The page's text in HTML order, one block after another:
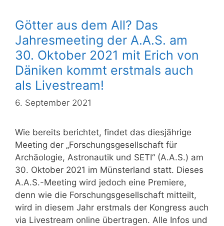
Götter aus dem All? Das
Jahresmeeting der A.A.S. am
30. Oktober 2021 mit Erich von
Däniken kommt erstmals auch
als Livestream!
6. September 2021
Wie bereits berichtet, findet das diesjährige
Meeting der „Forschungsgesellschaft für
Archäologie, Astronautik und SETI“ (A.A.S.) am
30. Oktober 2021 im Münsterland statt. Dieses
A.A.S.-Meeting wird jedoch eine Premiere,
denn wie die Forschungsgesellschaft mitteilt,
wird in diesem Jahr erstmals der Kongress auch
via Livestream online übertragen. Alle Infos und